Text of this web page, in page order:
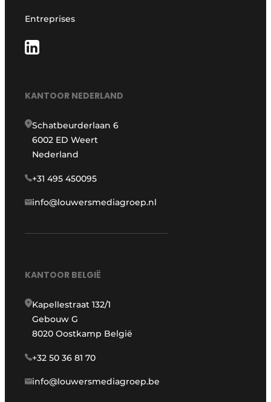
Entreprises
KANTOOR NEDERLAND
Schatbeurderlaan 6
6002 ED Weert
Nederland
+31 495 450095
info@louwersmediagroep.nl
KANTOOR BELGIË
Kapellestraat 132/1
Gebouw G
8020 Oostkamp België
+32 50 36 81 70
info@louwersmediagroep.be